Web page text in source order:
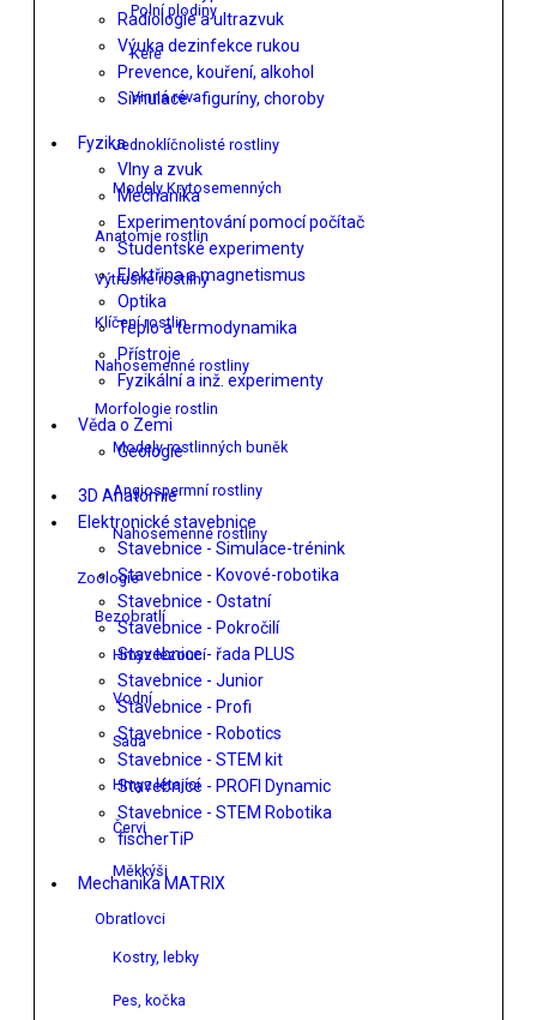
Radiologie a ultrazvuk
Výuka dezinfekce rukou
Prevence, kouření, alkohol
Simulace - figuríny, choroby
Fyzika
Vlny a zvuk
Mechanika
Experimentování pomocí počítač
Studentské experimenty
Elektřina a magnetismus
Optika
Teplo a termodynamika
Přístroje
Fyzikální a inž. experimenty
Věda o Zemi
Geologie
3D Anatomie
Elektronické stavebnice
Stavebnice - Simulace-trénink
Stavebnice - Kovové-robotika
Stavebnice - Ostatní
Stavebnice - Pokročilí
Stavebnice - řada PLUS
Stavebnice - Junior
Stavebnice - Profi
Stavebnice - Robotics
Stavebnice - STEM kit
Stavebnice - PROFI Dynamic
Stavebnice - STEM Robotika
fischerTiP
Mechanika MATRIX
Polní plodiny
Keře
Vinná réva
Jednoklíčnolisté rostliny
Modely Krytosemenných
Anatomie rostlin
Výtrusné rostliny
Klíčení rostlin
Nahosemenné rostliny
Morfologie rostlin
Modely rostlinných buněk
Angiospermní rostliny
Nahosemenné rostliny
Zoologie
Bezobratlí
Hmyz lezoucí
Vodní
Sada
Hmyz létající
Červi
Měkkýši
Obratlovci
Kostry, lebky
Pes, kočka